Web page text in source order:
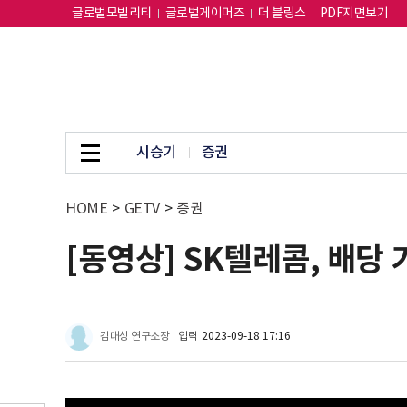
글로벌모빌리티 글로벌게이머즈 더 블링스 PDF지면보기
시승기 증권
HOME > GETV > 증권
[동영상] SK텔레콤, 배당
김대성 연구소장 입력 2023-09-18 17:16